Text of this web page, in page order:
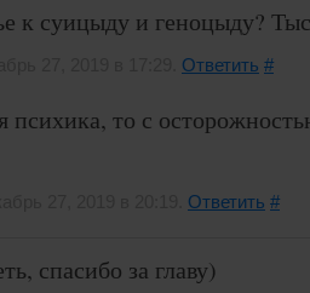
к суицыду и геноцыду?
Ответить #
психика, то с
Ответить #
спасибо за главу)